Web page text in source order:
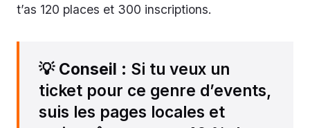
t’as 120 places et 300 inscriptions.
💡 Conseil : Si tu veux un
ticket pour ce genre d’events,
suis les pages locales et